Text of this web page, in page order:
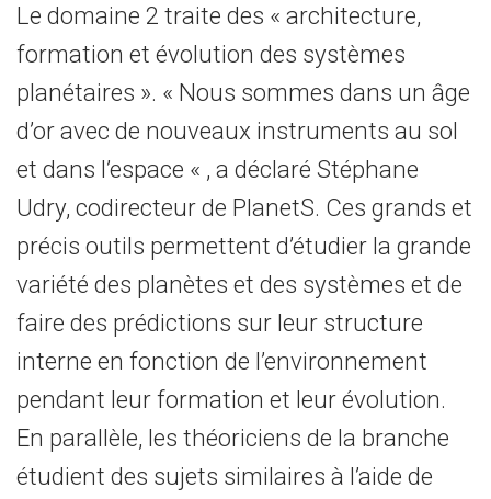
Le domaine 2 traite des « architecture,
formation et évolution des systèmes
planétaires ». « Nous sommes dans un âge
d’or avec de nouveaux instruments au sol
et dans l’espace « , a déclaré Stéphane
Udry, codirecteur de PlanetS. Ces grands et
précis outils permettent d’étudier la grande
variété des planètes et des systèmes et de
faire des prédictions sur leur structure
interne en fonction de l’environnement
pendant leur formation et leur évolution.
En parallèle, les théoriciens de la branche
étudient des sujets similaires à l’aide de